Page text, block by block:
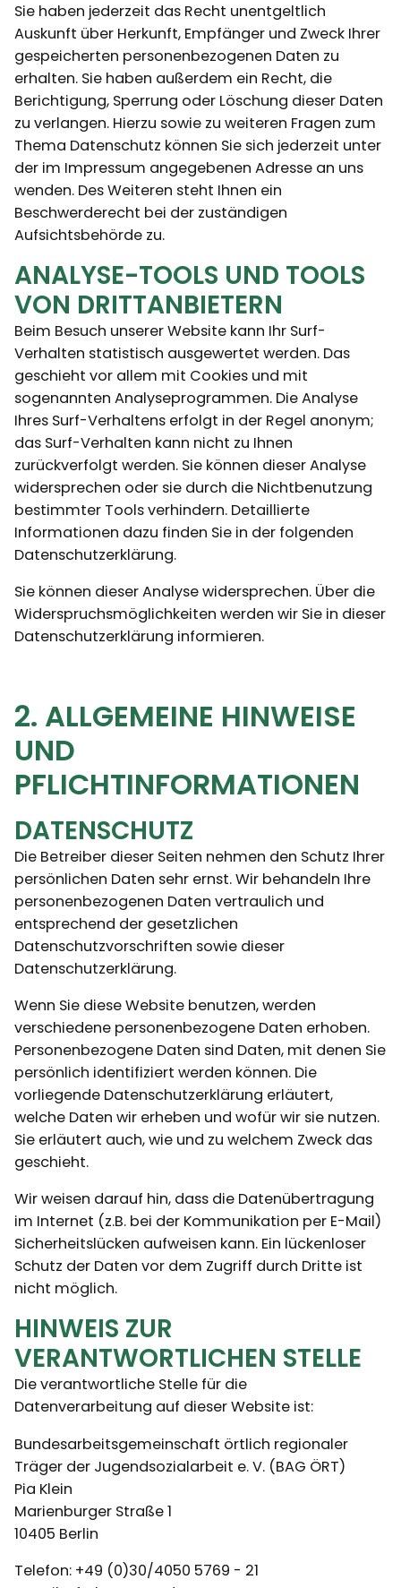
Sie haben jederzeit das Recht unentgeltlich
Auskunft über Herkunft, Empfänger und Zweck Ihrer
gespeicherten personenbezogenen Daten zu
erhalten. Sie haben außerdem ein Recht, die
Berichtigung, Sperrung oder Löschung dieser Daten
zu verlangen. Hierzu sowie zu weiteren Fragen zum
Thema Datenschutz können Sie sich jederzeit unter
der im Impressum angegebenen Adresse an uns
wenden. Des Weiteren steht Ihnen ein
Beschwerderecht bei der zuständigen
Aufsichtsbehörde zu.
ANALYSE-TOOLS UND TOOLS
VON DRITTANBIETERN
Beim Besuch unserer Website kann Ihr Surf-
Verhalten statistisch ausgewertet werden. Das
geschieht vor allem mit Cookies und mit
sogenannten Analyseprogrammen. Die Analyse
Ihres Surf-Verhaltens erfolgt in der Regel anonym;
das Surf-Verhalten kann nicht zu Ihnen
zurückverfolgt werden. Sie können dieser Analyse
widersprechen oder sie durch die Nichtbenutzung
bestimmter Tools verhindern. Detaillierte
Informationen dazu finden Sie in der folgenden
Datenschutzerklärung.
Sie können dieser Analyse widersprechen. Über die
Widerspruchsmöglichkeiten werden wir Sie in dieser
Datenschutzerklärung informieren.
2. ALLGEMEINE HINWEISE
UND
PFLICHTINFORMATIONEN
DATENSCHUTZ
Die Betreiber dieser Seiten nehmen den Schutz Ihrer
persönlichen Daten sehr ernst. Wir behandeln Ihre
personenbezogenen Daten vertraulich und
entsprechend der gesetzlichen
Datenschutzvorschriften sowie dieser
Datenschutzerklärung.
Wenn Sie diese Website benutzen, werden
verschiedene personenbezogene Daten erhoben.
Personenbezogene Daten sind Daten, mit denen Sie
persönlich identifiziert werden können. Die
vorliegende Datenschutzerklärung erläutert,
welche Daten wir erheben und wofür wir sie nutzen.
Sie erläutert auch, wie und zu welchem Zweck das
geschieht.
Wir weisen darauf hin, dass die Datenübertragung
im Internet (z.B. bei der Kommunikation per E-Mail)
Sicherheitslücken aufweisen kann. Ein lückenloser
Schutz der Daten vor dem Zugriff durch Dritte ist
nicht möglich.
HINWEIS ZUR
VERANTWORTLICHEN STELLE
Die verantwortliche Stelle für die
Datenverarbeitung auf dieser Website ist:
Bundesarbeitsgemeinschaft örtlich regionaler
Träger der Jugendsozialarbeit e. V. (BAG ÖRT)
Pia Klein
Marienburger Straße 1
10405 Berlin
Telefon: +49 (0)30/4050 5769 - 21